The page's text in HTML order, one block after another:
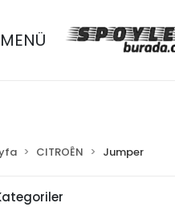
MENÜ
CITROÊN Jumper